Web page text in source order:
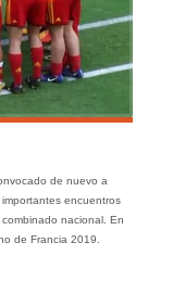
de nuevo a
encuentros
nacional. En
de Francia 2019.